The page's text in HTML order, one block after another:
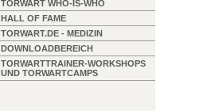
TORWART WHO-IS-WHO
HALL OF FAME
TORWART.DE - MEDIZIN
DOWNLOADBEREICH
TORWARTTRAINER-WORKSHOPS
UND TORWARTCAMPS